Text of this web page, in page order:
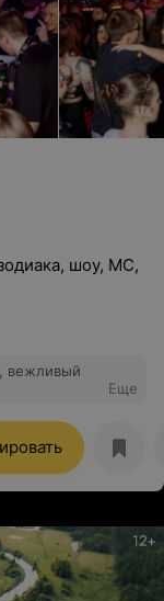
шоу, MC,
вежливый
Еще